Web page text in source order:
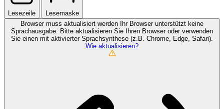
Lesezeile
Lesemaske
Browser muss aktualisiert werden Ihr Browser unterstützt keine
Sprachausgabe. Bitte aktualisieren Sie Ihren Browser oder verwenden
Sie einen mit aktivierter Sprachsynthese (z.B. Chrome, Edge, Safari).
Wie aktualisieren?